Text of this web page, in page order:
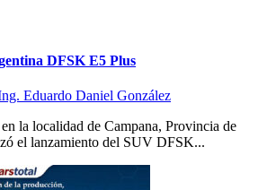
DFSK E5 Plus
Eduardo Daniel González
la localidad de Campana, Provincia de
el lanzamiento del SUV DFSK...